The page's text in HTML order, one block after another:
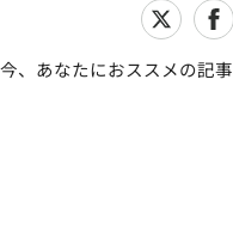
今、あなたにおススメの記事